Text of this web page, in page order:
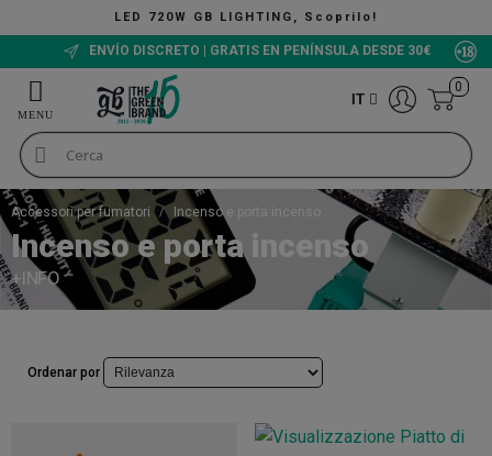
GB LIGHTING, Scoprilo!
ENVÍO DISCRETO | GRATIS EN PENÍNSULA DESDE 30€
IT
0
Accessori per fumatori Incenso e porta incenso
Incenso e porta incenso
+INFO
Ordenar por